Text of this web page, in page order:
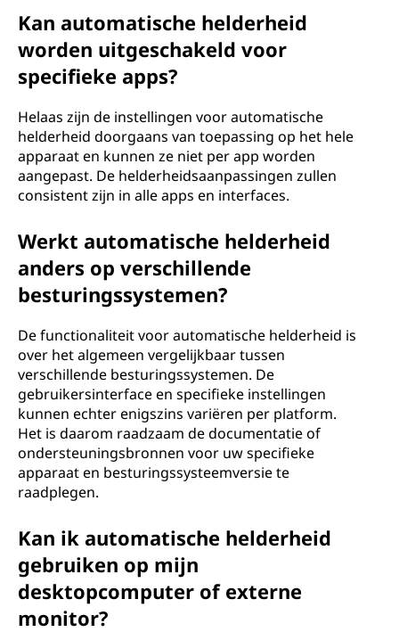
Kan automatische helderheid
worden uitgeschakeld voor
specifieke apps?
Helaas zijn de instellingen voor automatische
helderheid doorgaans van toepassing op het hele
apparaat en kunnen ze niet per app worden
aangepast. De helderheidsaanpassingen zullen
consistent zijn in alle apps en interfaces.
Werkt automatische helderheid
anders op verschillende
besturingssystemen?
De functionaliteit voor automatische helderheid is
over het algemeen vergelijkbaar tussen
verschillende besturingssystemen. De
gebruikersinterface en specifieke instellingen
kunnen echter enigszins variëren per platform.
Het is daarom raadzaam de documentatie of
ondersteuningsbronnen voor uw specifieke
apparaat en besturingssysteemversie te
raadplegen.
Kan ik automatische helderheid
gebruiken op mijn
desktopcomputer of externe
monitor?